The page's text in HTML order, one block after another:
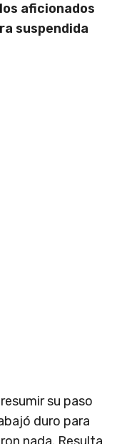
aficionados
suspendida
su paso
duro para